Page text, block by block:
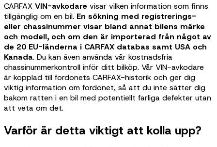
CARFAX VIN-avkodare visar vilken information som finns
tillgänglig om en bil. En sökning med registrerings-
eller chassinummer visar bland annat bilens märke
och modell, och om den är importerad från något av
de 20 EU-länderna i CARFAX databas samt USA och
Kanada. Du kan även använda vår kostnadsfria
chassinummerkontroll inför ditt bilköp. Vår VIN-avkodare
är kopplad till fordonets CARFAX-historik och ger dig
viktig information om fordonet, så att du inte sätter dig
bakom ratten i en bil med potentiellt farliga defekter utan
att veta om det.
Varför är detta viktigt att kolla upp?